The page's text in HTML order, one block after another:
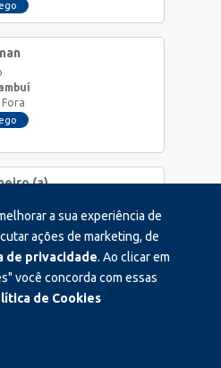
(a)
Operacional
a sua experiência de
ações de marketing, de
de privacidade. Ao clicar em
você concorda com essas
de Cookies